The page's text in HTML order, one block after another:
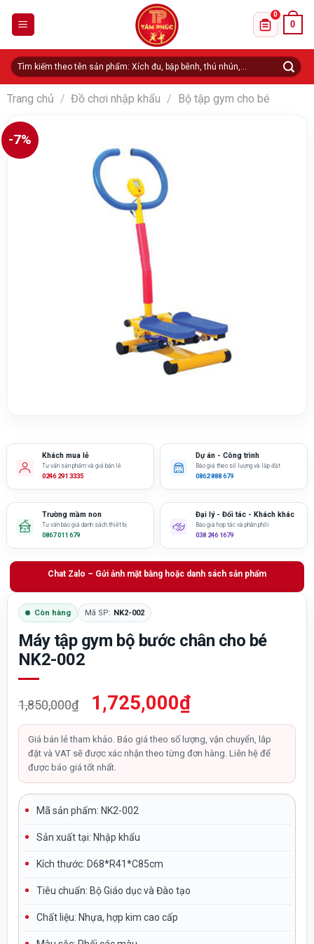
0
Danh sách
0
Tìm
kiếm:
Trang chủ / Đồ chơi nhập khẩu / Bộ tập gym cho bé
-7%
Khách mua lẻ
Tư vấn sản phẩm và giá bán lẻ
0246 291 3335
Dự án - Công trình
Báo giá theo số lượng và lắp đặt
0862 888 679
Trường mầm non
Tư vấn báo giá danh sách thiết bị
0867 011 679
Đại lý - Đối tác - Khách khác
Báo giá hợp tác và phân phối
038 246 1679
Chat Zalo – Gửi ảnh mặt bằng hoặc danh sách sản phẩm
Còn hàng Mã SP: NK2-002
Máy tập gym bộ bước chân cho bé
NK2-002
1,850,000₫
Giá
gốc
là:
1,850,000₫.
1,725,000₫Giá
hiện
tại
là:
1,725,000₫.
Giá bán lẻ tham khảo. Báo giá theo số lượng, vận chuyển, lắp
đặt và VAT sẽ được xác nhận theo từng đơn hàng. Liên hệ để
được báo giá tốt nhất.
Mã sản phẩm: NK2-002
Sản xuất tại: Nhập khẩu
Kích thước: D68*R41*C85cm
Tiêu chuẩn: Bộ Giáo dục và Đào tạo
Chất liệu: Nhựa, hợp kim cao cấp